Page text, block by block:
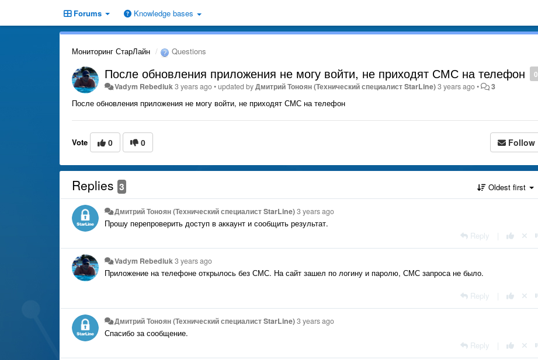
Forums Knowledge bases
Мониторинг СтарЛайн Questions
0
После обновления приложения не могу войти, не приходят СМС на телефон
Vadуm Rebediuk3 years ago•updated byДмитрий Тонoян (Технический специалист StarLine)3 years ago• 3
После обновления приложения не могу войти, не приходят СМС на телефон
Vote 0 0 Follow
Replies 3 Oldest first
Дмитрий Тонoян (Технический специалист StarLine)3 years ago
Прошу перепроверить доступ в аккаунт и сообщить результат.
Reply
Vadуm Rebediuk3 years ago
Приложение на телефоне открылось без СМС. На сайт зашел по логину и паролю, СМС запроса не было.
Reply
Дмитрий Тонoян (Технический специалист StarLine)3 years ago
Спасибо за сообщение.
Reply